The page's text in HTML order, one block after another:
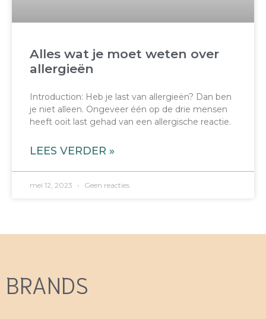
Alles wat je moet weten over
allergieën
Introduction: Heb je last van allergieën? Dan ben
je niet alleen. Ongeveer één op de drie mensen
heeft ooit last gehad van een allergische reactie.
LEES VERDER »
mei 12, 2023 Geen reacties
BRANDS